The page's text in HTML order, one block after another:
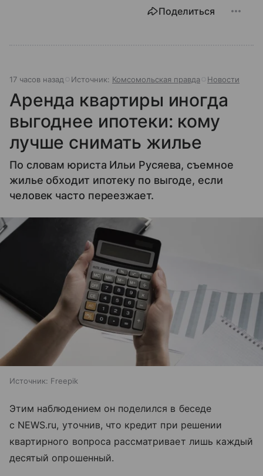
Поделиться
17 часов назад Источник: Комсомольская правда Новости
Аренда квартиры иногда
выгоднее ипотеки: кому
лучше снимать жилье
По словам юриста Ильи Русяева, съемное
жилье обходит ипотеку по выгоде, если
человек часто переезжает.
Источник: Freepik
Этим наблюдением он поделился в беседе
с NEWS.ru, уточнив, что кредит при решении
квартирного вопроса рассматривает лишь каждый
десятый опрошенный.